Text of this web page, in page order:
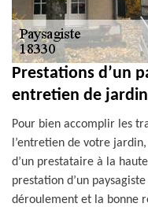
Prestations d’un
entretien de jardin
Pour bien accomplir les
l’entretien de votre
d’un prestataire à la
prestation d’un
déroulement et la bonne